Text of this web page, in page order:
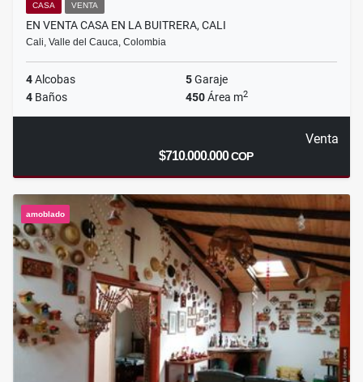
CASA VENTA
EN VENTA CASA EN LA BUITRERA, CALI
Cali, Valle del Cauca, Colombia
4Alcobas 5Garaje
4 Baños 450Área m2
Venta
$710.000.000COP
amoblado